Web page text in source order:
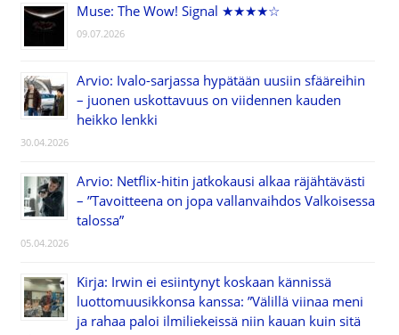
Muse: The Wow! Signal ★★★★☆
09.07.2026
Arvio: Ivalo-sarjassa hypätään uusiin sfääreihin
– juonen uskottavuus on viidennen kauden
heikko lenkki
30.04.2026
Arvio: Netflix-hitin jatkokausi alkaa räjähtävästi
– ”Tavoitteena on jopa vallanvaihdos Valkoisessa
talossa”
05.04.2026
Kirja: Irwin ei esiintynyt koskaan kännissä
luottomuusikkonsa kanssa: ”Välillä viinaa meni
ja rahaa paloi ilmiliekeissä niin kauan kuin sitä